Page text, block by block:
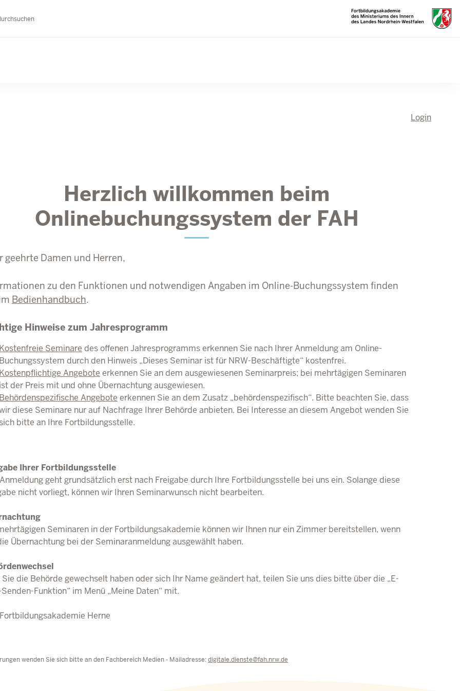
Login
Herzlich willkommen beim
Onlinebuchungssystem der FAH
geehrte Damen und Herren,
zu den Funktionen und notwendigen Angaben im Online-Buchungssystem finden
Bedienhandbuch.
Hinweise zum Jahresprogramm
Kostenfreie Seminare des offenen Jahresprogramms erkennen Sie nach Ihrer Anmeldung am Online-
Buchungssystem durch den Hinweis „Dieses Seminar ist für NRW-Beschäftigte“ kostenfrei.
Kostenpflichtige Angebote erkennen Sie an dem ausgewiesenen Seminarpreis; bei mehrtägigen Seminaren
ist der Preis mit und ohne Übernachtung ausgewiesen.
Behördenspezifische Angebote erkennen Sie an dem Zusatz „behördenspezifisch“. Bitte beachten Sie, dass
diese Seminare nur auf Nachfrage Ihrer Behörde anbieten. Bei Interesse an diesem Angebot wenden Sie
sich bitte an Ihre Fortbildungsstelle.
Ihrer Fortbildungsstelle
geht grundsätzlich erst nach Freigabe durch Ihre Fortbildungsstelle bei uns ein. Solange diese
nicht vorliegt, können wir Ihren Seminarwunsch nicht bearbeiten.
Seminaren in der Fortbildungsakademie können wir Ihnen nur ein Zimmer bereitstellen, wenn
Übernachtung bei der Seminaranmeldung ausgewählt haben.
Sie die Behörde gewechselt haben oder sich Ihr Name geändert hat, teilen Sie uns dies bitte über die „E-
Funktion“ im Menü „Meine Daten“ mit.
Herne
wenden Sie sich bitte an den Fachbereich Medien - Mailadresse:digitale.dienste@fah.nrw.de